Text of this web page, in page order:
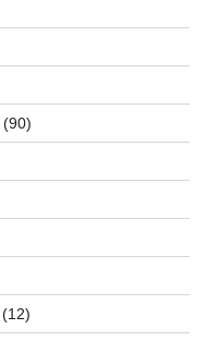
(90)
(12)